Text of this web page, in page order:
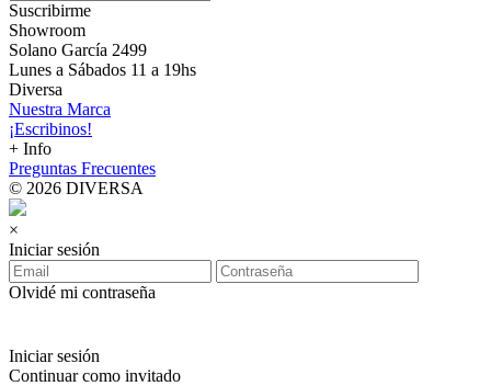
Suscribirme
Showroom
Solano García 2499
Lunes a Sábados 11 a 19hs
Diversa
Nuestra Marca
¡Escribinos!
+ Info
Preguntas Frecuentes
© 2026 DIVERSA
×
Iniciar sesión
Olvidé mi contraseña
Iniciar sesión
Continuar como invitado